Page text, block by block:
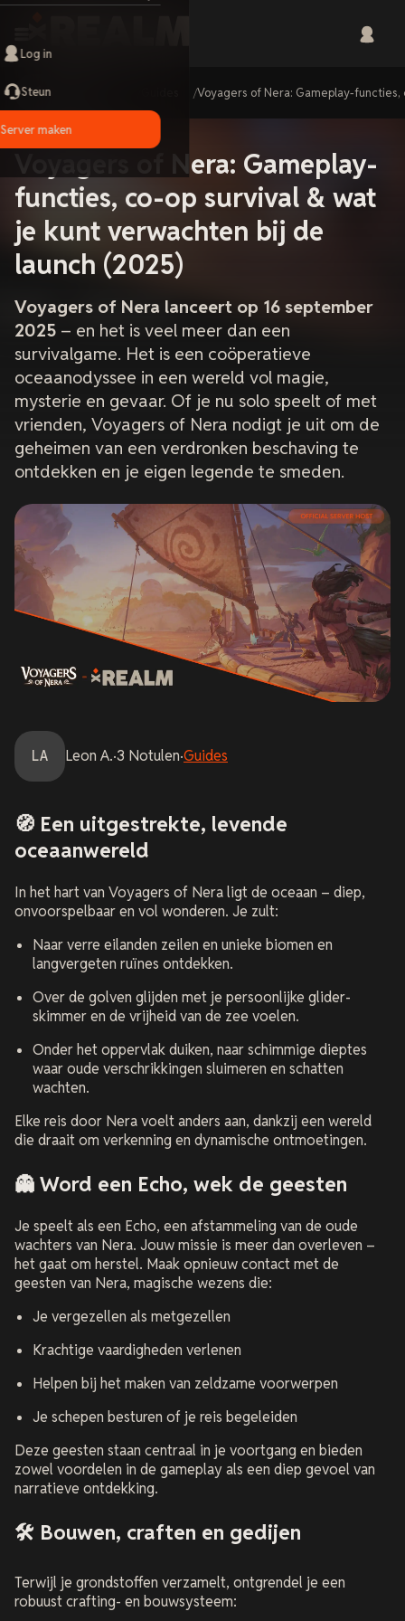
Log in
Steun
Server maken
Voyagers of Nera: Gameplay-
Voyagers of Nera: Gameplay-
functies, co-op survival & wat
je kunt verwachten bij de
launch (2025)
Voyagers of Nera lanceert op 16 september
2025 – en het is veel meer dan een
survivalgame. Het is een coöperatieve
oceaanodyssee in een wereld vol magie,
mysterie en gevaar. Of je nu solo speelt of met
vrienden, Voyagers of Nera nodigt je uit om de
geheimen van een verdronken beschaving te
ontdekken en je eigen legende te smeden.
LA Leon A.·3 Notulen·Guides
🧭 Een uitgestrekte, levende
oceaanwereld
In het hart van Voyagers of Neraligt de oceaan – diep,
onvoorspelbaar en vol wonderen. Je zult:
Naar verre eilanden zeilen en unieke biomen en
langvergeten ruïnes ontdekken.
Over de golven glijden met je persoonlijke glider-
skimmer en de vrijheid van de zee voelen.
Onder het oppervlak duiken, naar schimmige dieptes
waar oude verschrikkingen sluimeren en schatten
wachten.
Elke reis door Nera voelt anders aan, dankzij een wereld
die draait om verkenning en dynamische ontmoetingen.
👻 Word een Echo, wek de geesten
Je speelt als een Echo, een afstammeling van de oude
wachters van Nera. Jouw missie is meer dan overleven –
het gaat om herstel. Maak opnieuw contact met de
geesten van Nera, magische wezens die:
Je vergezellen als metgezellen
Krachtige vaardigheden verlenen
Helpen bij het maken van zeldzame voorwerpen
Je schepen besturen of je reis begeleiden
Deze geesten staan centraal in je voortgang en bieden
zowel voordelen in de gameplay als een diep gevoel van
narratieve ontdekking.
🛠️ Bouwen, craften en gedijen
Terwijl je grondstoffen verzamelt, ontgrendel je een
robuust crafting- en bouwsysteem: